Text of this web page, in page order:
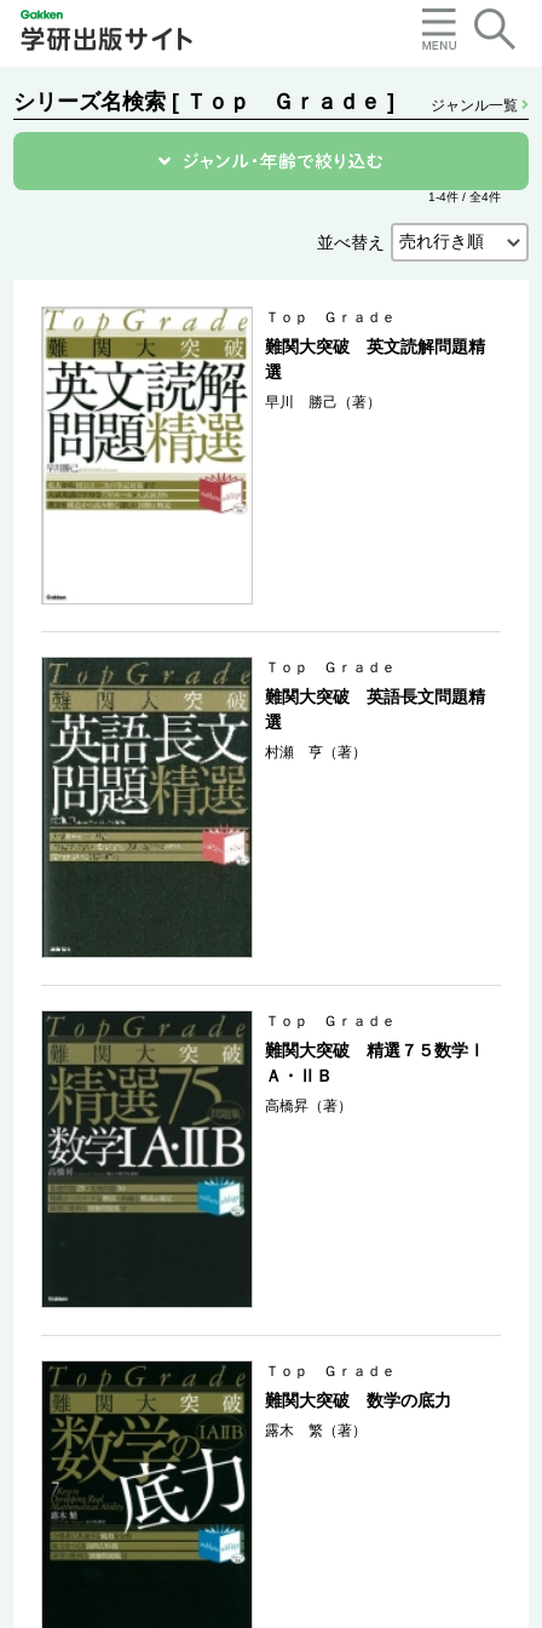
シリーズ名検索 [ Ｔｏｐ Ｇｒａｄｅ ] ジャンル一覧
1-4件 / 全4件
並べ替え
Ｔｏｐ Ｇｒａｄｅ
難関大突破 英文読解問題精
選
早川 勝己（著）
Ｔｏｐ Ｇｒａｄｅ
難関大突破 英語長文問題精
選
村瀬 亨（著）
Ｔｏｐ Ｇｒａｄｅ
難関大突破 精選７５数学Ⅰ
Ａ・ⅡＢ
高橋昇（著）
Ｔｏｐ Ｇｒａｄｅ
難関大突破 数学の底力
露木 繁（著）